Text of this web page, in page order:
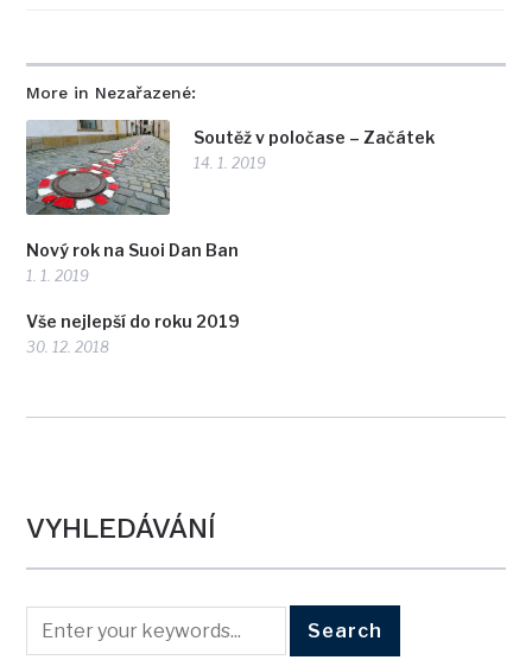
More in Nezařazené:
Soutěž v poločase – Začátek
14. 1. 2019
Nový rok na Suoi Dan Ban
1. 1. 2019
Vše nejlepší do roku 2019
30. 12. 2018
VYHLEDÁVÁNÍ